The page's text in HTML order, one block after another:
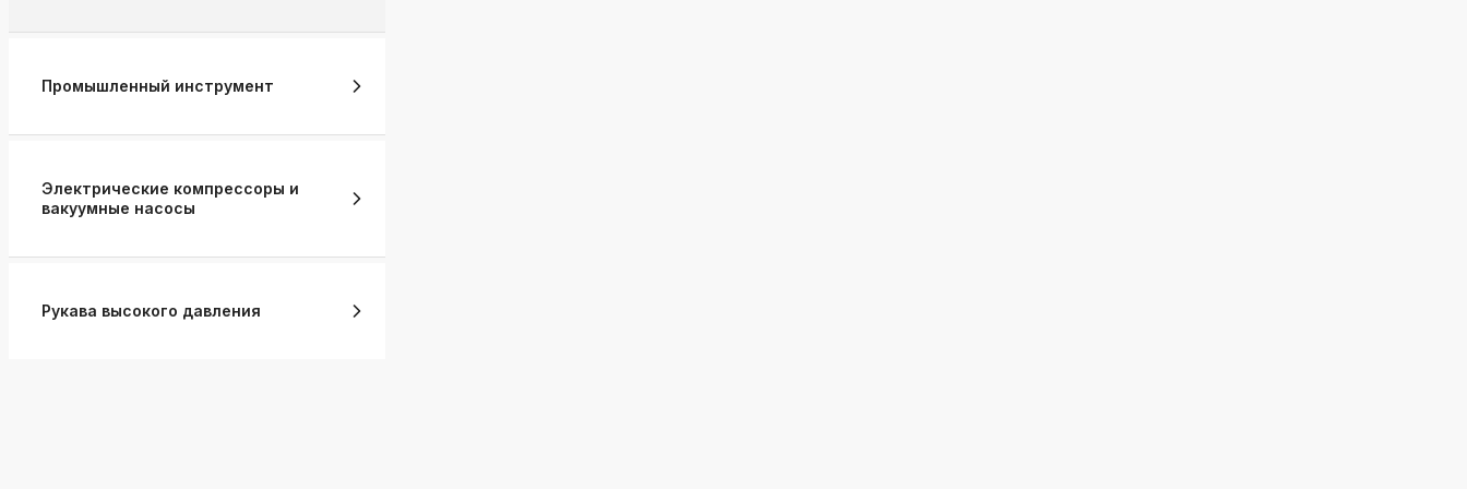
Промышленный инструмент
Электрические компрессоры и
вакуумные насосы
Рукава высокого давления